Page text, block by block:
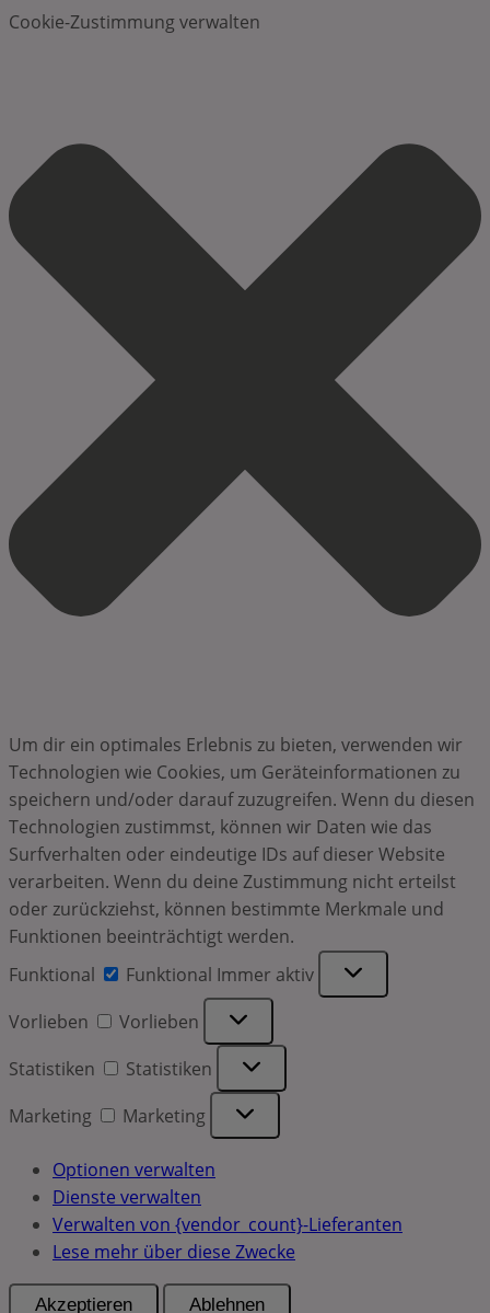
Cookie-Zustimmung verwalten
Um dir ein optimales Erlebnis zu bieten, verwenden wir
Technologien wie Cookies, um Geräteinformationen zu
speichern und/oder darauf zuzugreifen. Wenn du diesen
Technologien zustimmst, können wir Daten wie das
Surfverhalten oder eindeutige IDs auf dieser Website
verarbeiten. Wenn du deine Zustimmung nicht erteilst
oder zurückziehst, können bestimmte Merkmale und
Funktionen beeinträchtigt werden.
Funktional
Funktional Immer aktiv
Vorlieben
Vorlieben
Statistiken
Statistiken
Marketing
Marketing
Optionen verwalten
Dienste verwalten
Verwalten von {vendor_count}-Lieferanten
Lese mehr über diese Zwecke
Akzeptieren Ablehnen